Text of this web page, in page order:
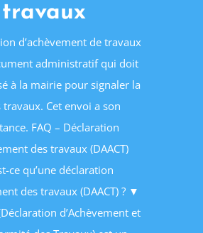
travaux
d’achèvement de travaux
administratif qui doit
à la mairie pour signaler la
travaux. Cet envoi a son
FAQ – Déclaration
des travaux (DAACT)
ce qu’une déclaration
des travaux (DAACT) ? ▼
d’Achèvement et